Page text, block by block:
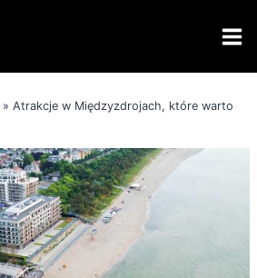
» Atrakcje w Międzyzdrojach, które warto